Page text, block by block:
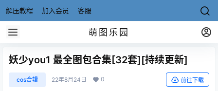
解压教程 加入会员 客服
萌图乐园
妖少you1 最全图包合集[32套][持续更新]
cos合辑 22年8月24日 0 前往下载